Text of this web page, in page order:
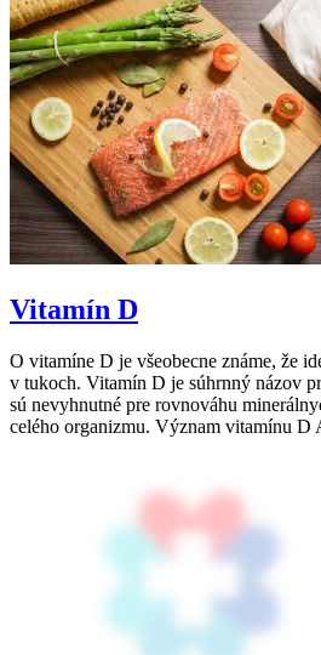
Vitamín D
O vitamíne D je všeobecne známe, že
v tukoch. Vitamín D je súhrnný názov
sú nevyhnutné pre rovnováhu
celého organizmu. Význam vitamínu